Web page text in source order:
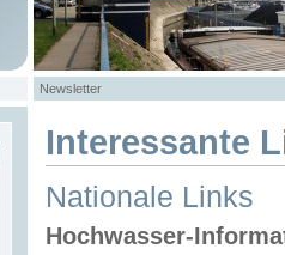
Newsletter
Interessante
Nationale Links
Hochwasser-